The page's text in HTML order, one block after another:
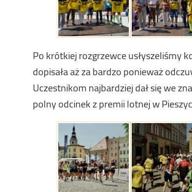
Po krótkiej rozgrzewce usłyszeliśmy
dopisała aż za bardzo ponieważ
Uczestnikom najbardziej dał się we
polny odcinek z premii lotnej w